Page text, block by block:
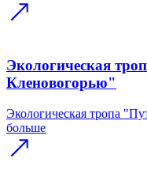
Экологическая
Кленовогорью"
Экологическая тропа
больше